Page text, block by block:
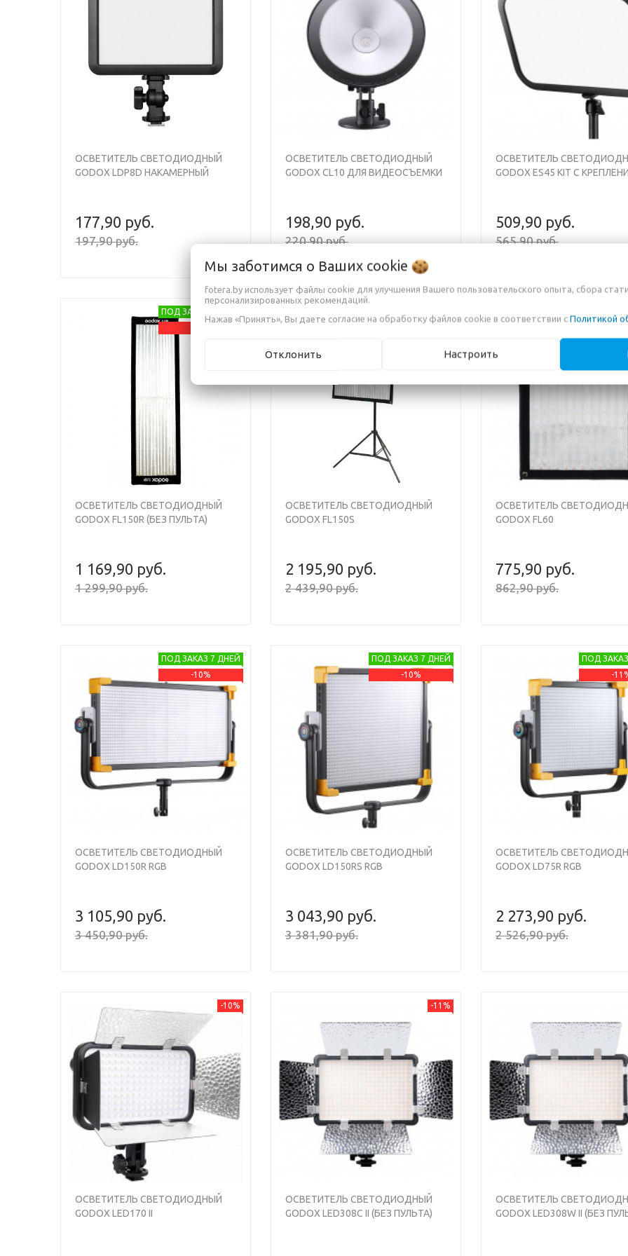
ОСВЕТИТЕЛЬ СВЕТОДИОДНЫЙ
GODOX LDP8D НАКАМЕРНЫЙ
177,90 руб.
197,90 руб.
ОСВЕТИТЕЛЬ СВЕТОДИОДНЫЙ
GODOX CL10 ДЛЯ ВИДЕОСЪЕМКИ
198,90 руб.
220,90 руб.
ОСВЕТИТЕЛЬ
GODOX ES45 KIT С
509,90 руб.
565,90 руб.
Next
ПОД ЗАКАЗ 7 ДНЕЙ
ОСВЕТИТЕЛЬ СВЕТОДИОДНЫЙ
GODOX FL150R (БЕЗ ПУЛЬТА)
1 169,90 руб.
1 299,90 руб.
Previous Next
ОСВЕТИТЕЛЬ СВЕТОДИОДНЫЙ
GODOX FL150S
2 195,90 руб.
2 439,90 руб.
ОСВЕТИТЕЛЬ
GODOX FL60
775,90 руб.
862,90 руб.
ПОД ЗАКАЗ 7 ДНЕЙ
-10%
ОСВЕТИТЕЛЬ СВЕТОДИОДНЫЙ
GODOX LD150R RGB
3 105,90 руб.
3 450,90 руб.
ПОД ЗАКАЗ 7 ДНЕЙ
-10%
ОСВЕТИТЕЛЬ СВЕТОДИОДНЫЙ
GODOX LD150RS RGB
3 043,90 руб.
3 381,90 руб.
ПОД
-
ОСВЕТИТЕЛЬ
GODOX LD75R RGB
2 273,90 руб.
2 526,90 руб.
-10%
ОСВЕТИТЕЛЬ СВЕТОДИОДНЫЙ
GODOX LED170 II
-11%
ОСВЕТИТЕЛЬ СВЕТОДИОДНЫЙ
GODOX LED308C II (БЕЗ ПУЛЬТА)
ОСВЕТИТЕЛЬ
GODOX LED308W II (БЕЗ
Мы заботимся о Ваших cookie
fotera.by использует файлы cookie для улучшения Вашего пользовательского опыта, сбора
персонализированных рекомендаций.
Нажав «Принять», Вы даете согласие на обработку файлов cookie в соответствии с Политикой
Отклонить Настроить